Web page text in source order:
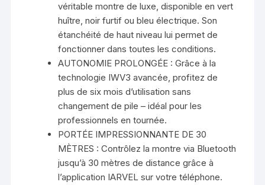
véritable montre de luxe, disponible en vert
huître, noir furtif ou bleu électrique. Son
étanchéité de haut niveau lui permet de
fonctionner dans toutes les conditions.
AUTONOMIE PROLONGÉE : Grâce à la
technologie IWV3 avancée, profitez de
plus de six mois d’utilisation sans
changement de pile – idéal pour les
professionnels en tournée.
PORTÉE IMPRESSIONNANTE DE 30
MÈTRES : Contrôlez la montre via Bluetooth
jusqu’à 30 mètres de distance grâce à
l’application IARVEL sur votre téléphone.